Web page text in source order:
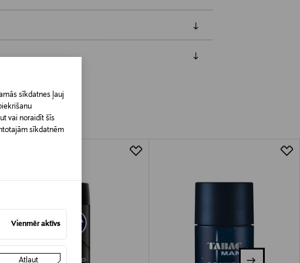
sīkdatnes ļauj
vai noraidīt šīs
sīkdatnēm
Vienmēr aktīvs
Atļaut
to nav jāpaziņo iepriekš. Veselības un higiēnas
un dabiskiem līdzekļiem, kas tiek atdoti